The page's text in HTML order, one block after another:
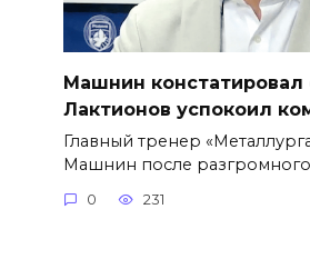
Машнин констатировал
Лактионов успокоил
Главный тренер
Машнин после разгромного
0 231